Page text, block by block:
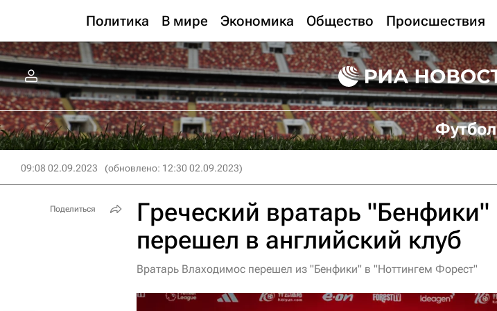
Политика В мире Экономика Общество Происшествия
Футбол
09:08 02.09.2023 (обновлено: 12:30 02.09.2023)
Греческий вратарь "Бенфики"
перешел в английский клуб
Вратарь Влаходимос перешел из "Бенфики" в "Ноттингем Форест"
Поделиться